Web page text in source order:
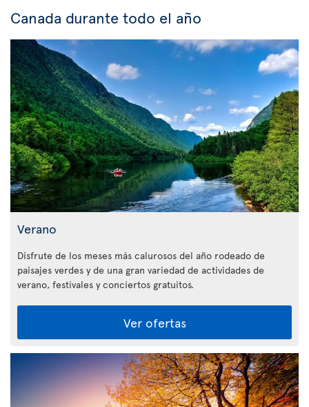
Canada durante todo el año
Verano
Disfrute de los meses más calurosos del año rodeado de
paisajes verdes y de una gran variedad de actividades de
verano, festivales y conciertos gratuitos.
Ver ofertas